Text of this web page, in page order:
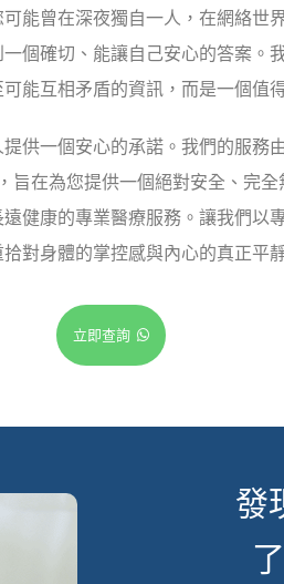
能曾在深夜獨自一人，在網絡
個確切、能讓自己安心的答案。
能互相矛盾的資訊，而是一個值
供一個安心的承諾。我們的服
在為您提供一個絕對安全、完
健康的專業醫療服務。讓我們
對身體的掌控感與內心的真正平
立即查詢
發